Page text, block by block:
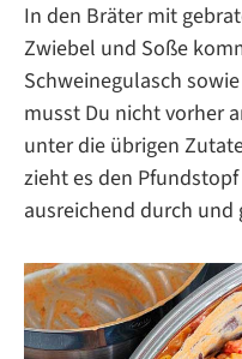
In den Bräter mit
Zwiebel und Soße
Schweinegulasch
musst Du nicht vorher
unter die übrigen
zieht es den
ausreichend durch